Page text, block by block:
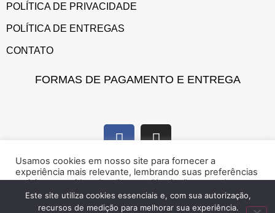
POLÍTICA DE PRIVACIDADE
POLÍTICA DE ENTREGAS
CONTATO
FORMAS DE PAGAMENTO E ENTREGA
Usamos cookies em nosso site para fornecer a
experiência mais relevante, lembrando suas preferências
e visitas repetidas. Ao clicar em “Aceitar”, concorda com a
utilização de cookies.
Este site utiliza cookies essenciais e, com sua autorização,
recursos de medição para melhorar sua experiência.